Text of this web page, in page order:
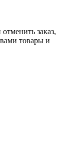
заказ,
товары и